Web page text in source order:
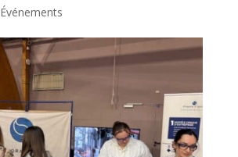
Événements